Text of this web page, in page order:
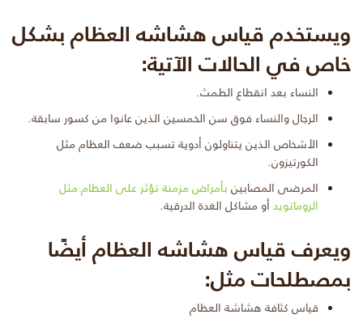
ويستخدم قياس هشاشه العظام بشكل
خاص في الحالات الآتية:
النساء بعد انقطاع الطمث.
الرجال والنساء فوق سن الخمسين الذين عانوا من كسور سابقة.
الأشخاص الذين يتناولون أدوية تسبب ضعف العظام مثل
الكورتيزون.
المرضى المصابين بأمراض مزمنة تؤثر على العظام مثل
الروماتويد أو مشاكل الغدة الدرقية.
ويعرف قياس هشاشه العظام أيضًا
بمصطلحات مثل:
قياس كثافة هشاشة العظام